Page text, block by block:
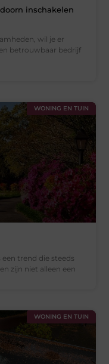
inschakelen
wil je er
betrouwbaar bedrijf
WONING EN TUIN
trend die steeds
zijn niet alleen een
WONING EN TUIN